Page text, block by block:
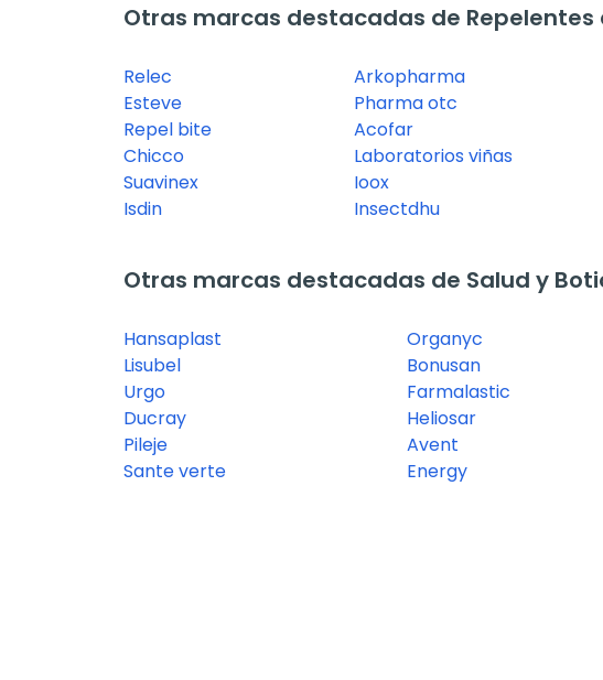
Otras marcas destacadas de Repelentes
Relec
Esteve
Repel bite
Chicco
Suavinex
Isdin
Arkopharma
Pharma otc
Acofar
Laboratorios viñas
Ioox
Insectdhu
Otras marcas destacadas de Salud y
Hansaplast
Lisubel
Urgo
Ducray
Pileje
Sante verte
Organyc
Bonusan
Farmalastic
Heliosar
Avent
Energy